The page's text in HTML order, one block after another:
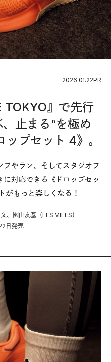
2026.01.22PR
TOKYO』で先行
止まる”を極め
プセット 4》。
プやラン、そしてスタジオフ
対応できる《ドロップセッ
がもっと楽しくなる！
、園山友基（LES MILLS）
日発売